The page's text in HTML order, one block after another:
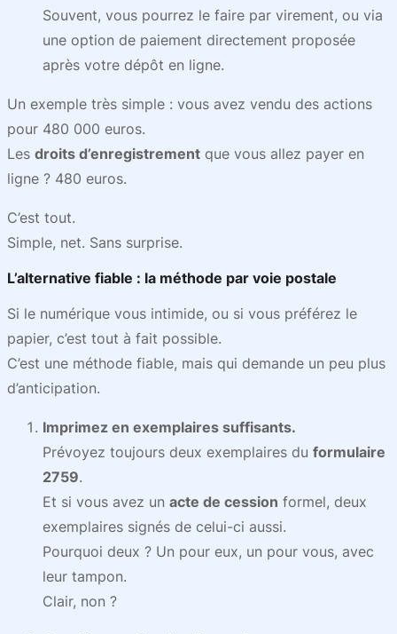
Souvent, vous pourrez le faire par virement, ou via
une option de paiement directement proposée
après votre dépôt en ligne.
Un exemple très simple : vous avez vendu des actions
pour 480 000 euros.
Les droits d’enregistrement que vous allez payer en
ligne ? 480 euros.
C’est tout.
Simple, net. Sans surprise.
L’alternative fiable : la méthode par voie postale
Si le numérique vous intimide, ou si vous préférez le
papier, c’est tout à fait possible.
C’est une méthode fiable, mais qui demande un peu plus
d’anticipation.
Imprimez en exemplaires suffisants.
Prévoyez toujours deux exemplaires du formulaire
2759.
Et si vous avez un acte de cession formel, deux
exemplaires signés de celui-ci aussi.
Pourquoi deux ? Un pour eux, un pour vous, avec
leur tampon.
Clair, non ?